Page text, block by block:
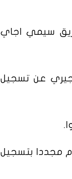
تسجيل هدف التقدم في الدقيقة 36 عن طريق سيمي اجاي
عن تسجيل
مجددا بتسجيل